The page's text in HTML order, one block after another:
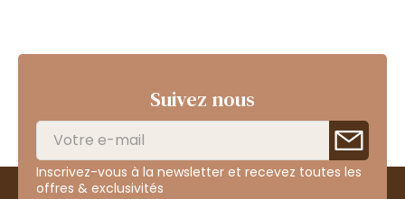
Suivez nous
Inscrivez-vous à la newsletter et recevez toutes les
offres & exclusivités